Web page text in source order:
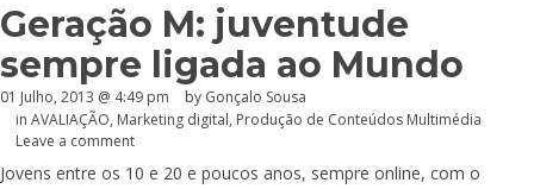
Geração M: juventude
sempre ligada ao Mundo
01 Julho, 2013 @ 4:49 pm by Gonçalo Sousa
in AVALIAÇÃO, Marketing digital, Produção de Conteúdos Multimédia
Leave a comment
Jovens entre os 10 e 20 e poucos anos, sempre online, com o